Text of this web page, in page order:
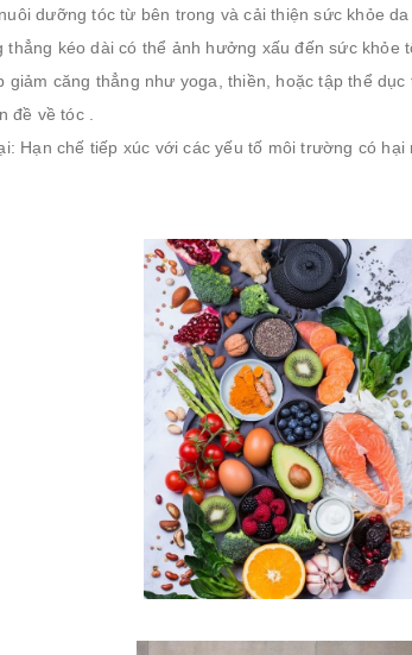
dưỡng tóc từ bên trong và cải thiện sức khỏe da
thẳng kéo dài có thể ảnh hưởng xấu đến sức khỏe
giảm căng thẳng như yoga, thiền, hoặc tập thể
đề về tóc .
Hạn chế tiếp xúc với các yếu tố môi trường có